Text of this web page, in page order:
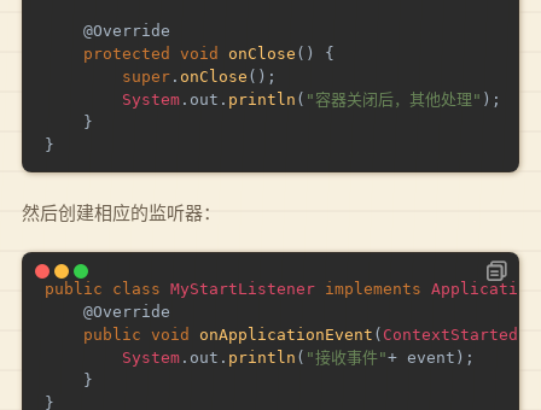
@Override
protected
void onClose ( )
{
super . onClose ( ) ;
System . out . println ( "容器关闭后，其他处理" ) ;
}
}
然后创建相应的监听器：
public class MyStartListener implements
@Override
public void onApplicationEvent (
System . out . println ( "接收事件"+ event ) ;
}
}